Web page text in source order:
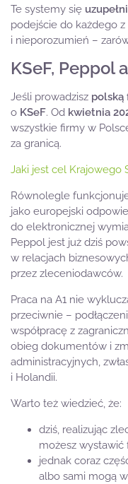
Te systemy się
podejście do każdego
i nieporozumień –
KSeF, Peppol
Jeśli prowadzisz polską
o KSeF. Od kwietnia
wszystkie firmy w
za granicą.
Jaki jest cel Krajowego
Równolegle
jako europejski
do elektronicznej
Peppol jest już dziś
w relacjach
przez zleceniodawców.
Praca na A1 nie
przeciwnie –
współpracę z
obieg dokumentów i
administracyjnych,
i Holandii.
Warto też wiedzieć, że:
dziś, realizując
możesz wystawić
jednak coraz
albo sami mogą